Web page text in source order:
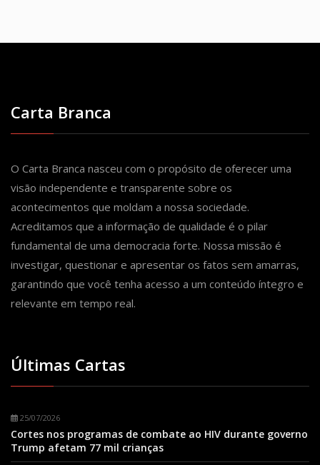
Carta Branca
O Carta Branca nasceu com o propósito de oferecer uma
visão independente e transparente sobre os
acontecimentos que moldam a nossa sociedade.
Acreditamos que a informação de qualidade é o pilar
fundamental de uma democracia forte. Nossa missão é
investigar, questionar e apresentar os fatos sem amarras,
garantindo que você tenha acesso a um conteúdo íntegro e
relevante em tempo real.
Últimas Cartas
25/07/2026
Cortes nos programas de combate ao HIV durante governo
Trump afetam 77 mil crianças